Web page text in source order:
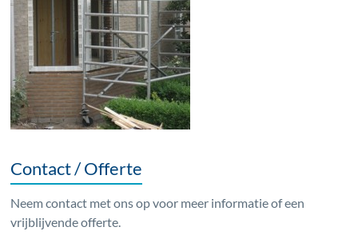
Contact / Offerte
Neem contact met ons op voor meer informatie of een
vrijblijvende offerte.